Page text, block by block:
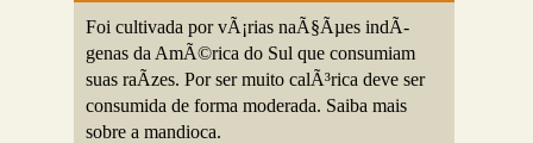
Foi cultivada por vÃ¡rias naÃ§Ãµes indÃ­
genas da AmÃ©rica do Sul que consumiam
suas raÃ­zes. Por ser muito calÃ³rica deve ser
consumida de forma moderada. Saiba mais
sobre a mandioca.